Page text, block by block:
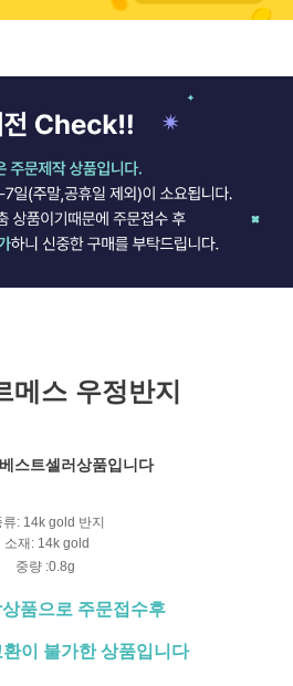
메스 우정반지
스트셀러상품입니다
류: 14k gold 반지
소재: 14k gold
중량 :0.8g
품으로 주문접수후
이 불가한 상품입니다